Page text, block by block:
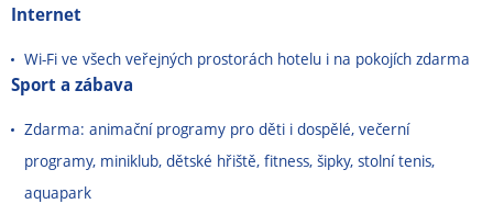
Internet
Wi-Fi ve všech veřejných prostorách hotelu i na pokojích zdarma
Sport a zábava
Zdarma: animační programy pro děti i dospělé, večerní
programy, miniklub, dětské hřiště, fitness, šipky, stolní tenis,
aquapark